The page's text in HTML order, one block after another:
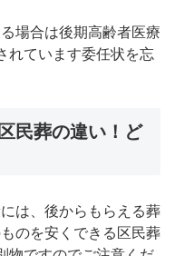
場合は後期高齢者医療
れています委任状を忘
民葬の違い！ど
は、後からもらえる葬
のを安くできる区民葬